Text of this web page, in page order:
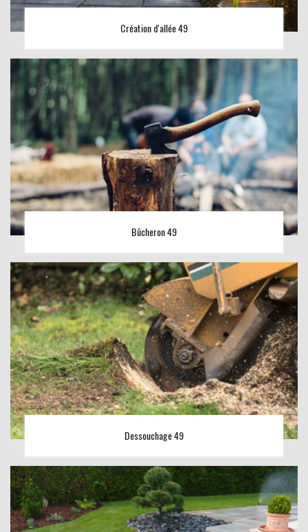
Création d'allée 49
Bûcheron 49
Dessouchage 49